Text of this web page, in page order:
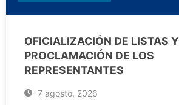
OFICIALIZACIÓN DE LISTAS Y
PROCLAMACIÓN DE LOS
REPRESENTANTES
7 agosto, 2026